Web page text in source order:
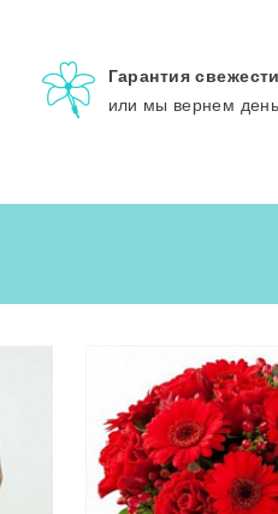
Гарантия свежести
или мы вернем